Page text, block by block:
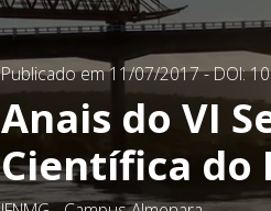
Publicado em 11/07/2017- DOI:
Anais do VI
Científica do